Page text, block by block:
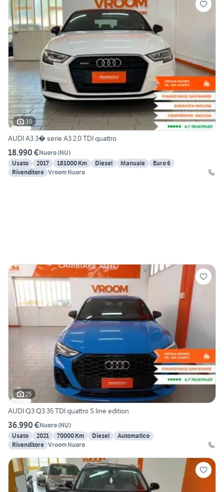
30
AUDI A3 3� serie A3 2.0 TDI quattro
18.990 €Nuoro(NU)
Usato
2017 181000 Km Diesel Manuale
Euro 6
Rivenditore Vroom Nuoro
25
AUDI Q3 Q3 35 TDI quattro S line edition
36.990 €Nuoro(NU)
Usato
2021 70000 Km Diesel
Automatico
Rivenditore Vroom Nuoro